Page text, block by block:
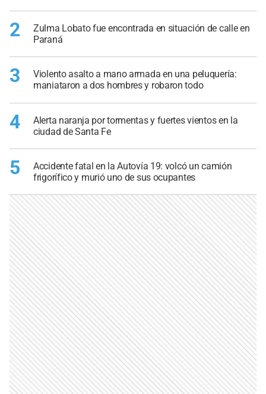
2
Zulma Lobato fue encontrada en situación de calle en
Paraná
3
Violento asalto a mano armada en una peluquería:
maniataron a dos hombres y robaron todo
4
Alerta naranja por tormentas y fuertes vientos en la
ciudad de Santa Fe
5
Accidente fatal en la Autovía 19: volcó un camión
frigorífico y murió uno de sus ocupantes